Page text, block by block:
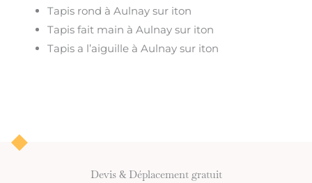
Tapis rond à Aulnay sur iton
Tapis fait main à Aulnay sur iton
Tapis a l’aiguille à Aulnay sur iton
Devis & Déplacement gratuit